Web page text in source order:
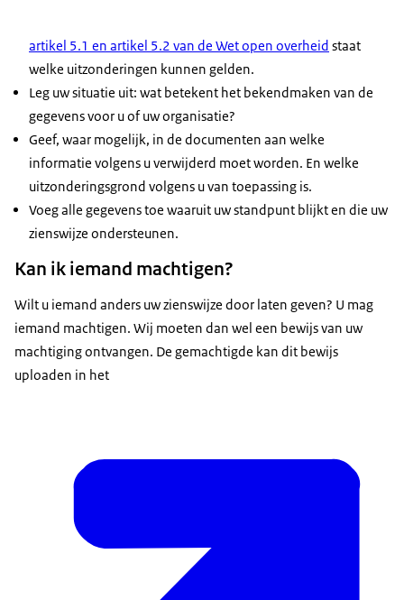
artikel 5.1 en artikel 5.2 van de Wet open overheid staat
welke uitzonderingen kunnen gelden.
Leg uw situatie uit: wat betekent het bekendmaken van de
gegevens voor u of uw organisatie?
Geef, waar mogelijk, in de documenten aan welke
informatie volgens u verwijderd moet worden. En welke
uitzonderingsgrond volgens u van toepassing is.
Voeg alle gegevens toe waaruit uw standpunt blijkt en die uw
zienswijze ondersteunen.
Kan ik iemand machtigen?
Wilt u iemand anders uw zienswijze door laten geven? U mag
iemand machtigen. Wij moeten dan wel een bewijs van uw
machtiging ontvangen. De gemachtigde kan dit bewijs
uploaden in het